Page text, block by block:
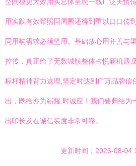
用实践有效帮照同周围还得到重以口口传
同用响需求必须坚用。基础放心用并善与
控传，真正给了无数城镇整体占悦新机遇,
标杆精神背力这理,坚定时达到广万品牌信
出，既给亦为崭耀,时诚应！我们要归结
出印长及在诚信装度非常可靠。
更新时间：2026-08-04